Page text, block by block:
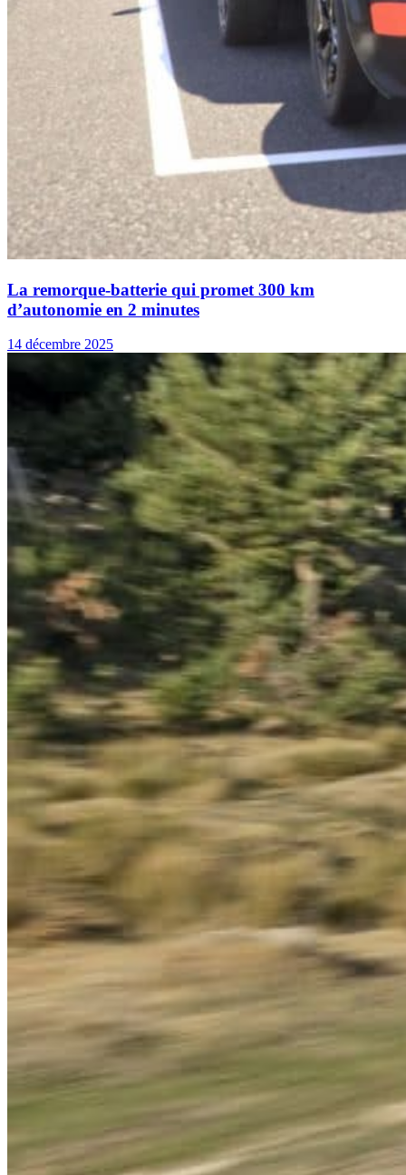
La remorque-batterie qui promet 300 km
d’autonomie en 2 minutes
14 décembre 2025